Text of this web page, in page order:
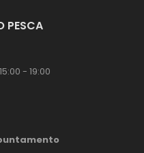
PESCA
- 19:00